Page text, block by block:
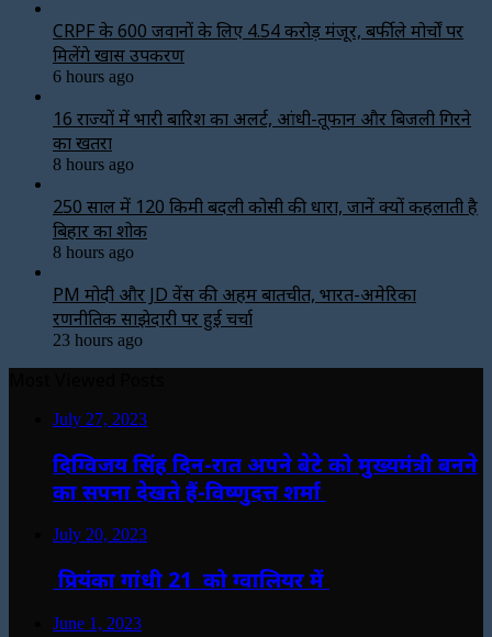
CRPF के 600 जवानों के लिए ₹4.54 करोड़ मंजूर, बर्फीले मोर्चों पर
मिलेंगे खास उपकरण
6 hours ago
16 राज्यों में भारी बारिश का अलर्ट, आंधी-तूफान और बिजली गिरने
का खतरा
8 hours ago
250 साल में 120 किमी बदली कोसी की धारा, जानें क्यों कहलाती है
बिहार का शोक
8 hours ago
PM मोदी और JD वेंस की अहम बातचीत, भारत-अमेरिका
रणनीतिक साझेदारी पर हुई चर्चा
23 hours ago
July 27, 2023
दिग्विजय सिंह दिन-रात अपने बेटे को मुख्यमंत्री बनने
का सपना देखते हैं-विष्णुदत्त शर्मा
July 20, 2023
प्रियंका गांधी 21 को ग्वालियर में
June 1, 2023